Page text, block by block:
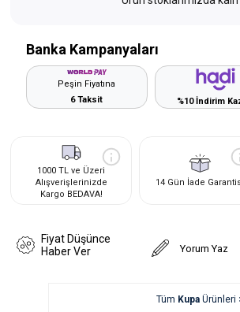
Banka Kampanyaları
Peşin Fiyatına
6 Taksit
%10 İndirim
1000 TL ve Üzeri
Alışverişlerinizde
Kargo BEDAVA!
14 Gün İade
Fiyat Düşünce
Haber Ver
Yorum Yaz
Tüm KupaÜrünleri